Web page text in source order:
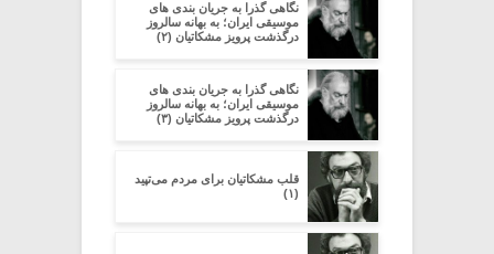
نگاهی گذرا به جریان بندی های
موسیقی ایران؛ به بهانه سالروز
درگذشت پرویز مشکاتیان (۲)
نگاهی گذرا به جریان بندی های
موسیقی ایران؛ به بهانه سالروز
درگذشت پرویز مشکاتیان (۳)
قلب مشکاتیان برای مردم می‌تپید
(۱)